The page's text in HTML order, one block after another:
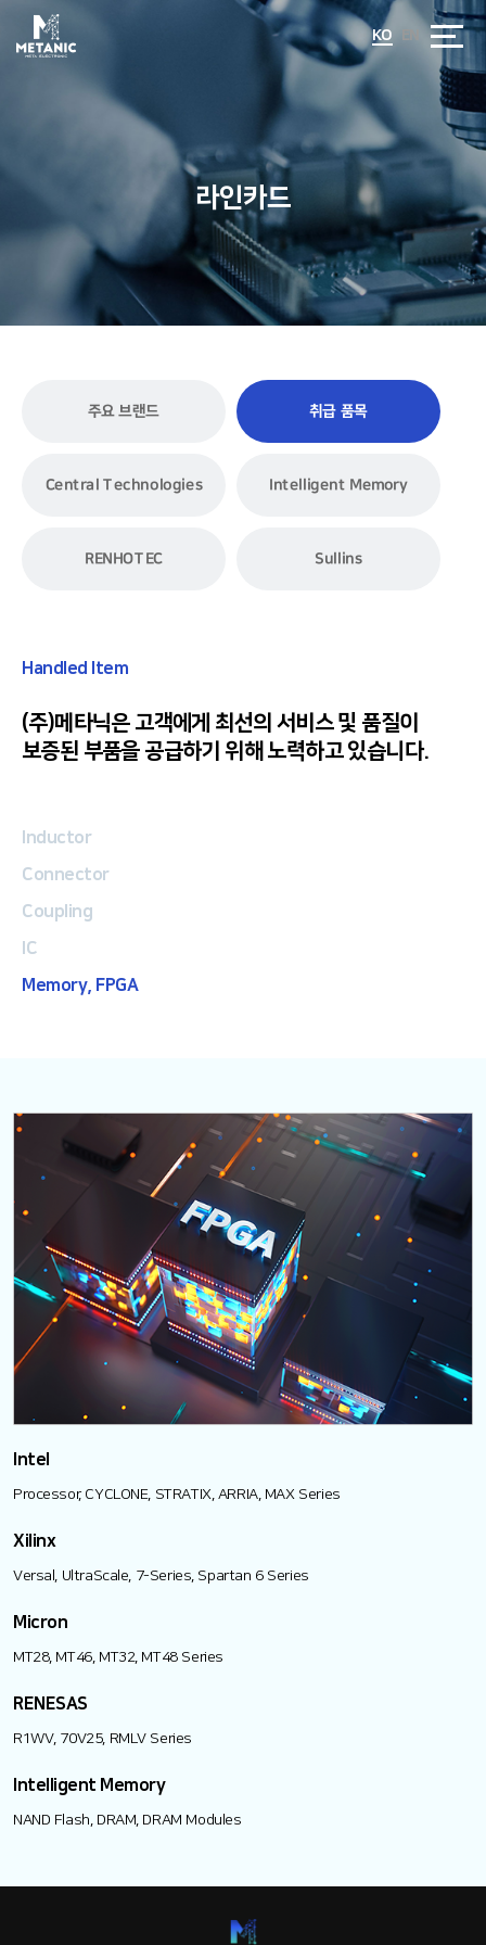
KO EN
라인카드
주요 브랜드 취급 품목
Central Technologies Intelligent Memory
RENHOTEC Sullins
Handled Item
(주)메타닉은 고객에게 최선의 서비스 및 품질이
보증된 부품을 공급하기 위해 노력하고 있습니다.
Inductor
Connector
Coupling
IC
Memory, FPGA
Intel
Processor, CYCLONE, STRATIX, ARRIA, MAX Series
Xilinx
Versal, UltraScale, 7-Series, Spartan 6 Series
Micron
MT28, MT46, MT32, MT48 Series
RENESAS
R1WV, 70V25, RMLV Series
Intelligent Memory
NAND Flash, DRAM, DRAM Modules